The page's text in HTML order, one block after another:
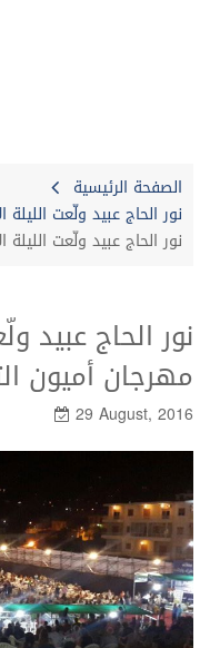
الصفحة الرئيسية
نور الحاج عبيد ولّعت
نور الحاج عبيد ولّعت
نور الحاج عبيد
مهرجان أميون
29 August, 2016